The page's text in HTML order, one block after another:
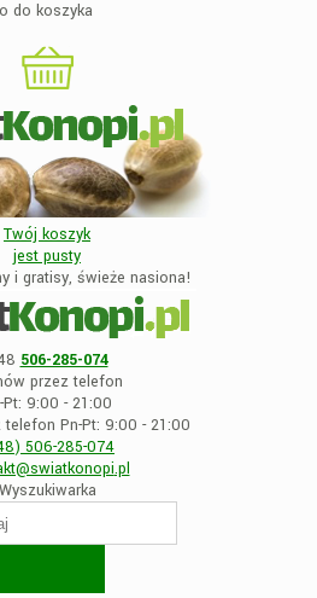
do koszyka
Twój koszyk
jest pusty
i gratisy, świeże nasiona!
506-285-074
przez telefon
Pt: 9:00 - 21:00
Pn-Pt: 9:00 - 21:00
506-285-074
.pl
Wyszukiwarka